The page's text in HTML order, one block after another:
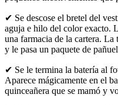
✔ Se descose el bretel del
aguja e hilo del color exacto.
una farmacia de la cartera.
y le pasa un paquete de
✔ Se le termina la batería al
Aparece mágicamente en el
quinceañera que se mamó y